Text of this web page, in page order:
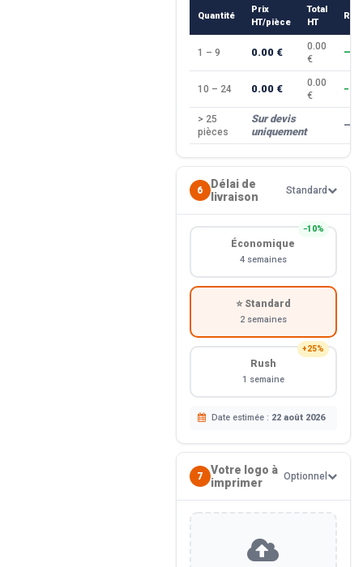
Quantité
Prix
HT/pièce
Total
HT
1 – 9 0.00 €
0.00
€
—
10 – 24 0.00 €
0.00
€
> 25
pièces
Sur devis
uniquement
—
6
Délai de
livraison
Standard
−10%
Économique
4 semaines
⭐ Standard
2 semaines
+25%
Rush
1 semaine
Date estimée : 22 août 2026
7
Votre logo à
imprimer
Optionnel